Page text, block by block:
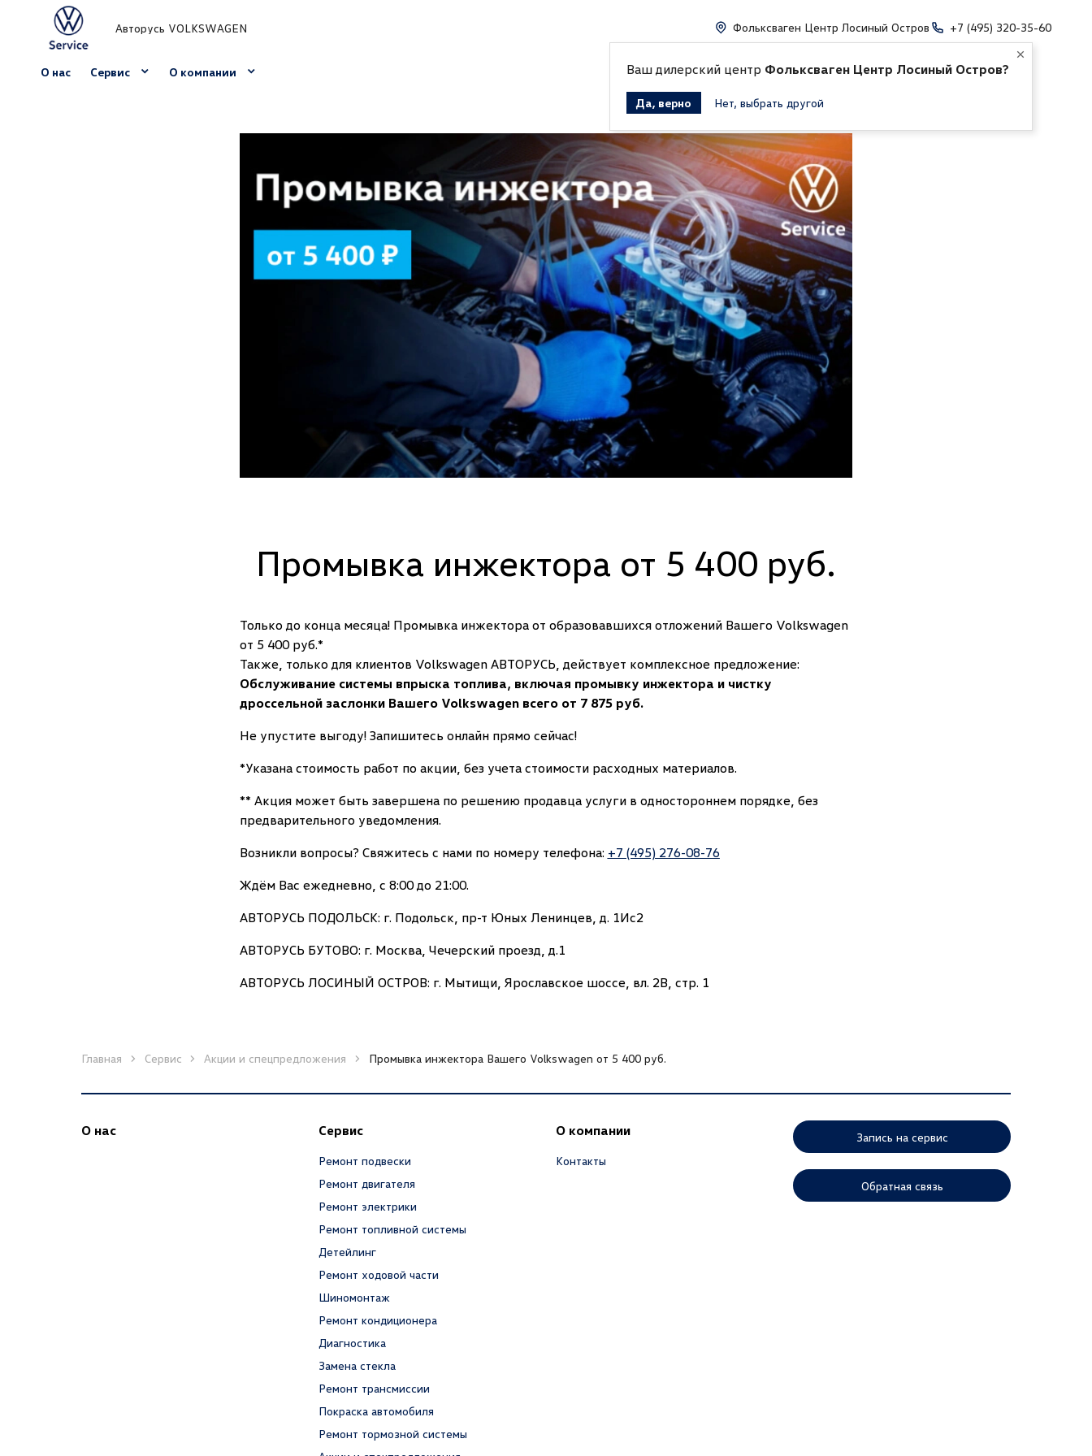
Авторусь VOLKSWAGEN Фольксваген Центр Лосиный Остров +7 (495) 320-35-60
О нас Сервис О компании
Промывка инжектора от 5 400 руб.
Только до конца месяца! Промывка инжектора от образовавшихся отложений Вашего Volkswagen
от 5 400 руб.*
Также, только для клиентов Volkswagen АВТОРУСЬ, действует комплексное предложение:
Обслуживание системы впрыска топлива, включая промывку инжектора и чистку
дроссельной заслонки Вашего Volkswagen всего от 7 875 руб.
Не упустите выгоду! Запишитесь онлайн прямо сейчас!
*Указана стоимость работ по акции, без учета стоимости расходных материалов.
** Акция может быть завершена по решению продавца услуги в одностороннем порядке, без
предварительного уведомления.
Возникли вопросы? Свяжитесь с нами по номеру телефона: +7 (495) 276-08-76
Ждём Вас ежедневно, с 8:00 до 21:00.
АВТОРУСЬ ПОДОЛЬСК: г. Подольск, пр-т Юных Ленинцев, д. 1Ис2
АВТОРУСЬ БУТОВО: г. Москва, Чечерский проезд, д.1
АВТОРУСЬ ЛОСИНЫЙ ОСТРОВ: г. Мытищи, Ярославское шоссе, вл. 2В, стр. 1
Главная Сервис Акции и спецпредложения Промывка инжектора Вашего Volkswagen от 5 400 руб.
О нас Сервис
Ремонт подвески
Ремонт двигателя
Ремонт электрики
Ремонт топливной системы
Детейлинг
Ремонт ходовой части
Шиномонтаж
Ремонт кондиционера
Диагностика
Замена стекла
Ремонт трансмиссии
Покраска автомобиля
Ремонт тормозной системы
О компании
Контакты
Запись на сервис
Обратная связь
Ваш дилерский центр Фольксваген Центр Лосиный Остров?
Да, верно Нет, выбрать другой